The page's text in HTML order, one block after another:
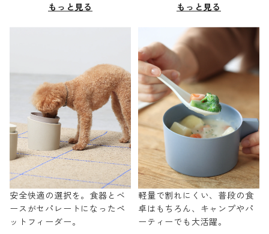
もっと見る
もっと見る
安全快適の選択を。食器とベ
ースがセパレートになったペ
ットフィーダー。
軽量で割れにくい、普段の食
卓はもちろん、キャンプやパ
ーティーでも大活躍。